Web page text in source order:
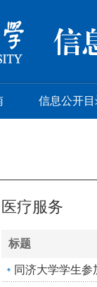
信息公开目
医疗服务
标题
同济大学学生参